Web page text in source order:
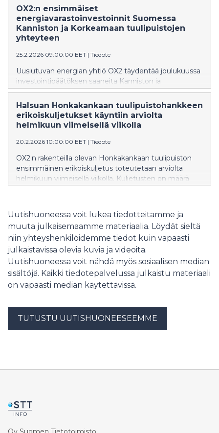
Storage System, BESS).
OX2:n ensimmäiset
energiavarastoinvestoinnit Suomessa
Kanniston ja Korkeamaan tuulipuistojen
yhteyteen
25.2.2026 09:00:00 EET | Tiedote
Uusiutuvan energian yhtiö OX2 täydentää joulukuussa
investointipäätöksen saaneita Kanniston ja
Korkeamaan tuulivoimahankkeitaan yhteisteholtaan
235 MW:n (470 MWh) energiavarastoilla (Battery
Energy Storage System, BESS).
Halsuan Honkakankaan tuulipuistohankkeen
erikoiskuljetukset käyntiin arviolta
helmikuun viimeisellä viikolla
20.2.2026 10:00:00 EET | Tiedote
OX2:n rakenteilla olevan Honkakankaan tuulipuiston
ensimmäinen erikoiskuljetus toteutetaan arviolta
helmikuun viimeisellä viikolla. Kuljetusten on määrä
Kokkolan satamasta.
Uutishuoneessa voit lukea tiedotteitamme ja
muuta julkaisemaamme materiaalia. Löydät sieltä
niin yhteyshenkilöidemme tiedot kuin vapaasti
julkaistavissa olevia kuvia ja videoita.
Uutishuoneessa voit nähdä myös sosiaalisen median
sisältöjä. Kaikki tiedotepalvelussa julkaistu materiaali
on vapaasti median käytettävissä.
TUTUSTU UUTISHUONEESEEMME